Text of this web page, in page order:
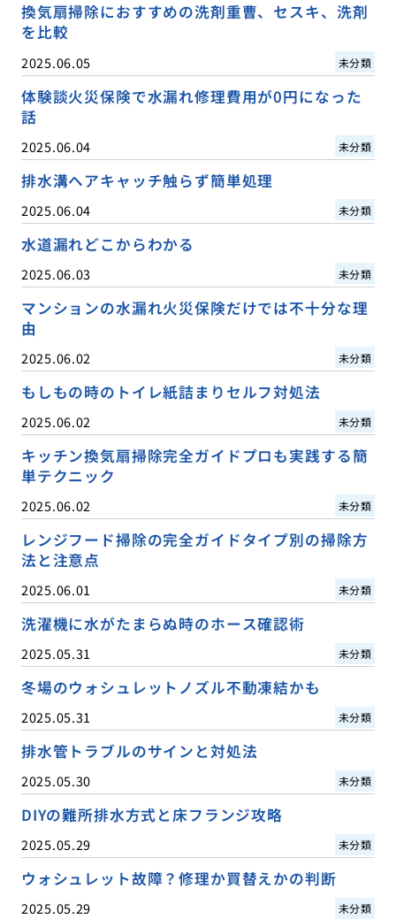
換気扇掃除におすすめの洗剤重曹、セスキ、洗剤
を比較
2025.06.05 未分類
体験談火災保険で水漏れ修理費用が0円になった
話
2025.06.04 未分類
排水溝ヘアキャッチ触らず簡単処理
2025.06.04 未分類
水道漏れどこからわかる
2025.06.03 未分類
マンションの水漏れ火災保険だけでは不十分な理
由
2025.06.02 未分類
もしもの時のトイレ紙詰まりセルフ対処法
2025.06.02 未分類
キッチン換気扇掃除完全ガイドプロも実践する簡
単テクニック
2025.06.02 未分類
レンジフード掃除の完全ガイドタイプ別の掃除方
法と注意点
2025.06.01 未分類
洗濯機に水がたまらぬ時のホース確認術
2025.05.31 未分類
冬場のウォシュレットノズル不動凍結かも
2025.05.31 未分類
排水管トラブルのサインと対処法
2025.05.30 未分類
DIYの難所排水方式と床フランジ攻略
2025.05.29 未分類
ウォシュレット故障？修理か買替えかの判断
2025.05.29 未分類